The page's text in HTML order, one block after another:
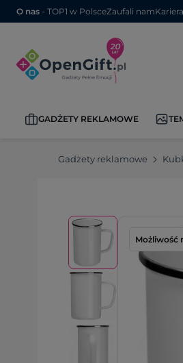
O nas - TOP1 w PolsceZaufali namKariera
GADŻETY REKLAMOWE
Gadżety reklamowe
Możliwość